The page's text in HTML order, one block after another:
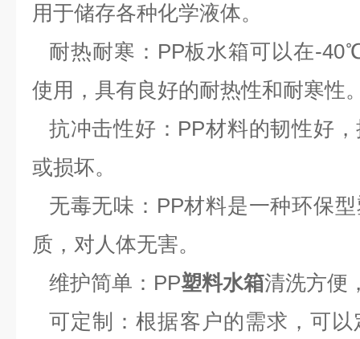
用于储存各种化学液体。
耐热耐寒： PP板水箱可以在-
使用，具有良好的耐热性和耐寒性
抗冲击性好： PP材料的韧性好
或损坏。
无毒无味： PP材料是一种环保
质，对人体无害。
维护简单： PP塑料水箱清洗方便
可定制：根据客户的需求，可